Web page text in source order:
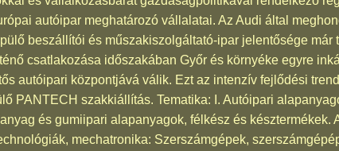
autóipar meghatározó vállalatai. Az Audi által
beszállítói és műszakiszolgáltató-ipar jelentősége már
csatlakozása időszakában Győr és környéke egyre
autóipari központjává válik. Ezt az intenzív fejlődési
PANTECH szakkiállítás. Tematika: I. Autóipari
és gumiipari alapanyagok, félkész és késztermékek.
mechatronika: Szerszámgépek,